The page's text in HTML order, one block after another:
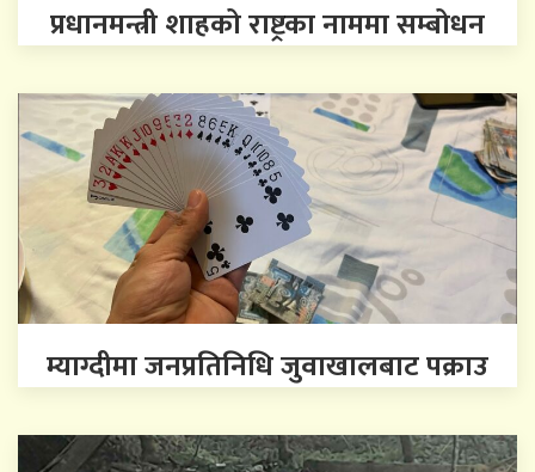
प्रधानमन्त्री शाहको राष्ट्रका नाममा सम्बोधन
म्याग्दीमा जनप्रतिनिधि जुवाखालबाट पक्राउ